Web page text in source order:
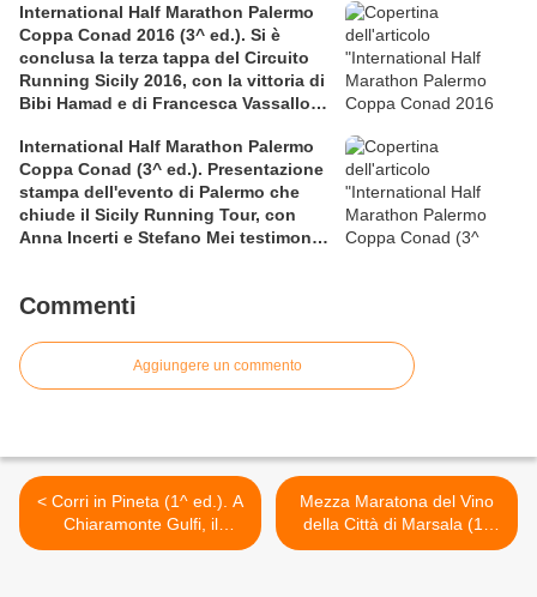
maschile a squadre
International Half Marathon Palermo
Coppa Conad 2016 (3^ ed.). Si è
conclusa la terza tappa del Circuito
Running Sicily 2016, con la vittoria di
Bibi Hamad e di Francesca Vassallo
International Half Marathon Palermo
Coppa Conad (3^ ed.). Presentazione
stampa dell'evento di Palermo che
chiude il Sicily Running Tour, con
Anna Incerti e Stefano Mei testimonial
Commenti
Aggiungere un commento
< Corri in Pineta (1^ ed.). A
Chiaramonte Gulfi, il
prossimo 27 ottobre, un
Mezza Maratona del Vino
della Città di Marsala (1^
ed.). Il prossimo 1°